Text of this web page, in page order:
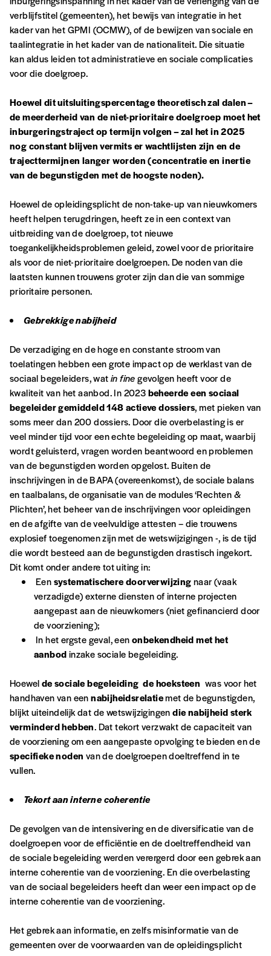
Code postal
Pays
Je souhaite recevoir une facture
J’ai lu et j’accepte votre politique
de confidentialité
Lire notrepolitique de protection des données
Ajouter un message (facultatif)
verblijfstitel (gemeenten), het bewijs van integratie in het
kader van het GPMI (OCMW), of de bewijzen van sociale en
taalintegratie in het kader van de nationaliteit. Die situatie
kan aldus leiden tot administratieve en sociale complicaties
voor die doelgroep.
Hoewel dit uitsluitingspercentage theoretisch zal dalen –
de meerderheid van de niet-prioritaire doelgroep moet het
inburgeringstraject op termijn volgen – zal het in 2025
nog constant blijven vermits er wachtlijsten zijn en de
trajecttermijnen langer worden (concentratie en inertie
van de begunstigden met de hoogste noden).
Hoewel de opleidingsplicht de non-take-up van nieuwkomers
heeft helpen terugdringen, heeft ze in een context van
uitbreiding van de doelgroep, tot nieuwe
toegankelijkheidsproblemen geleid, zowel voor de prioritaire
als voor de niet-prioritaire doelgroepen. De noden van die
laatsten kunnen trouwens groter zijn dan die van sommige
prioritaire personen.
Gebrekkige nabijheid
De verzadiging en de hoge en constante stroom van
toelatingen hebben een grote impact op de werklast van de
sociaal begeleiders, watin finegevolgen heeft voor de
kwaliteit van het aanbod. In 2023beheerde een sociaal
begeleider gemiddeld 148 actieve dossiers, met pieken van
soms meer dan 200 dossiers. Door die overbelasting is er
veel minder tijd voor een echte begeleiding op maat, waarbij
wordt geluisterd, vragen worden beantwoord en problemen
van de begunstigden worden opgelost. Buiten de
inschrijvingen in de BAPA (overeenkomst), de sociale balans
en taalbalans, de organisatie van de modules ‘Rechten &
Plichten’, het beheer van de inschrijvingen voor opleidingen
en de afgifte van de veelvuldige attesten – die trouwens
explosief toegenomen zijn met de wetswijzigingen -, is de tijd
die wordt besteed aan de begunstigden drastisch ingekort.
Dit komt onder andere tot uiting in:
Eensystematischere doorverwijzingnaar (vaak
verzadigde) externe diensten of interne projecten
aangepast aan de nieuwkomers (niet gefinancierd door
de voorziening);
In het ergste geval, eenonbekendheid met het
aanbodinzake sociale begeleiding.
Hoewelde sociale begeleiding de hoeksteen was voor het
handhaven van eennabijheidsrelatiemet de begunstigden,
blijkt uiteindelijk dat de wetswijzigingendie nabijheid sterk
verminderd hebben. Dat tekort verzwakt de capaciteit van
de voorziening om een aangepaste opvolging te bieden en de
specifieke noden van de doelgroepen doeltreffend in te
vullen.
Tekort aan interne coherentie
De gevolgen van de intensivering en de diversificatie van de
doelgroepen voor de efficiëntie en de doeltreffendheid van
de sociale begeleiding werden verergerd door een gebrek aan
interne coherentie van de voorziening. En die overbelasting
van de sociaal begeleiders heeft dan weer een impact op de
interne coherentie van de voorziening.
Het gebrek aan informatie, en zelfs misinformatie van de
gemeenten over de voorwaarden van de opleidingsplicht